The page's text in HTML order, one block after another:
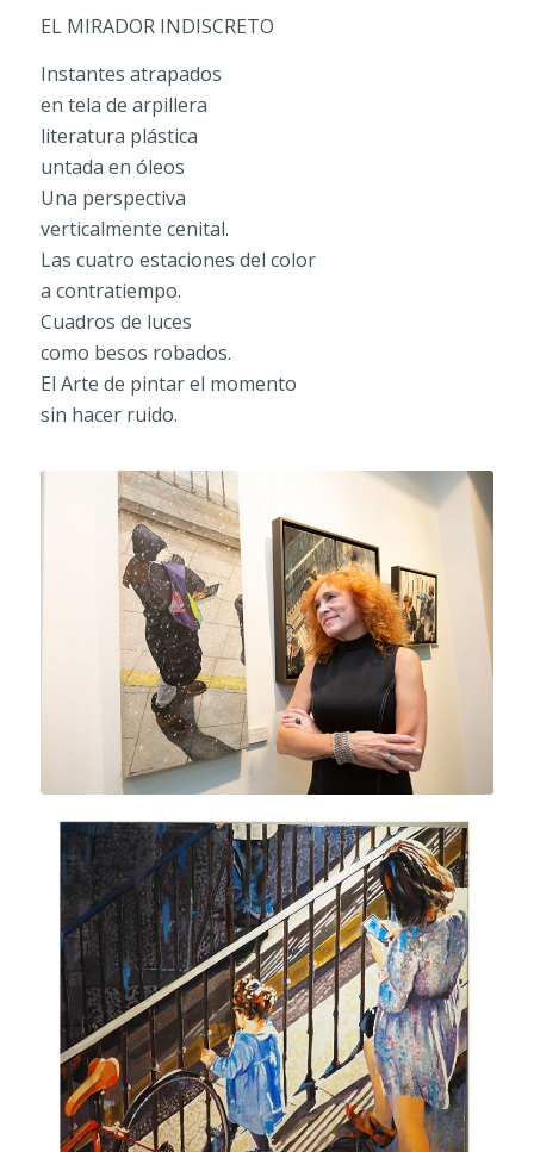
EL MIRADOR INDISCRETO
Instantes atrapados
en tela de arpillera
literatura plástica
untada en óleos
Una perspectiva
verticalmente cenital.
Las cuatro estaciones del color
a contratiempo.
Cuadros de luces
como besos robados.
El Arte de pintar el momento
sin hacer ruido.